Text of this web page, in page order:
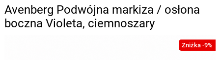
Avenberg Podwójna markiza / osłona
boczna Violeta, ciemnoszary
Zniżka -9%